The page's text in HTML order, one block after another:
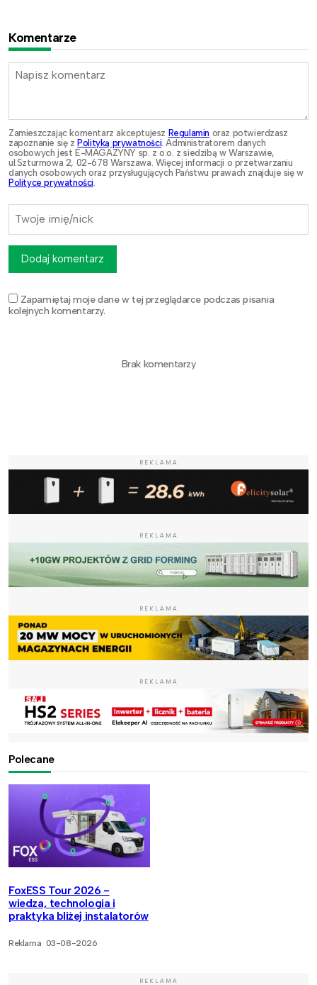
Komentarze
Zamieszczając komentarz akceptujesz Regulamin oraz potwierdzasz
zapoznanie się zPolityką prywatności . Administratorem danych
osobowych jest E-MAGAZYNY sp. z o.o. z siedzibą w Warszawie,
ul.Szturmowa 2, 02-678 Warszawa. Więcej informacji o przetwarzaniu
danych osobowych oraz przysługujących Państwu prawach znajduje się w
Polityce prywatności
Zapamiętaj moje dane w tej przeglądarce podczas pisania
kolejnych komentarzy.
Dodaj komentarz
Brak komentarzy
REKLAMA
REKLAMA
REKLAMA
REKLAMA
Polecane
FoxESS Tour 2026 -
wiedza, technologia i
praktyka bliżej instalatorów
Reklama 03-08-2026
REKLAMA